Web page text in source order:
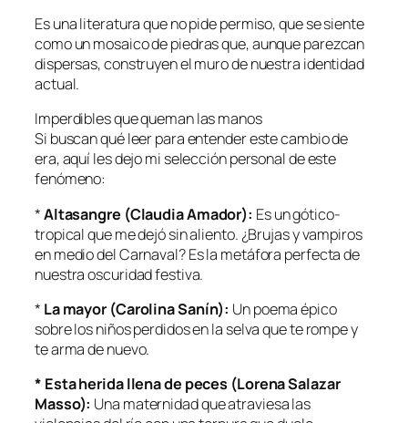
Es una literatura que no pide permiso, que se siente
como un mosaico de piedras que, aunque parezcan
dispersas, construyen el muro de nuestra identidad
actual.
Imperdibles que queman las manos
Si buscan qué leer para entender este cambio de
era, aquí les dejo mi selección personal de este
fenómeno:
*Altasangre (Claudia Amador): Es un gótico-
tropical que me dejó sin aliento. ¿Brujas y vampiros
en medio del Carnaval? Es la metáfora perfecta de
nuestra oscuridad festiva.
* La mayor (Carolina Sanín): Un poema épico
sobre los niños perdidos en la selva que te rompe y
te arma de nuevo.
* Esta herida llena de peces (Lorena Salazar
Masso): Una maternidad que atraviesa las